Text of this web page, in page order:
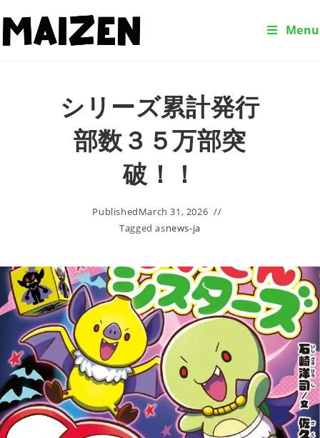
Menu
シリーズ累計発行
部数３５万部突
破！！
PublishedMarch 31, 2026
Tagged asnews-ja